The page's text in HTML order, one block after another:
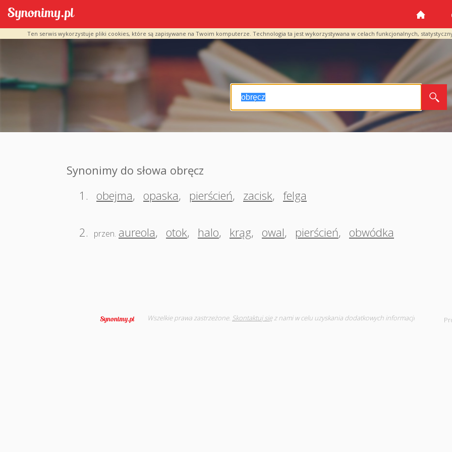
Ten serwis wykorzystuje pliki cookies, które są zapisywane na Twoim komputerze. Technologia ta jest wykorzystywana w celach funkcjonalnych,
Synonimy do słowa obręcz
1.
obejma, opaska, pierścień, zacisk, felga
2. przen. aureola, otok, halo, krąg, owal, pierścień, obwódka
Wszelkie prawa zastrzeżone. Skontaktuj sięz nami w celu uzyskania dodatkowych informacji